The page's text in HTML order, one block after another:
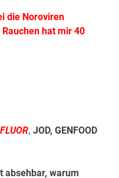
die Noroviren
hat mir 40
FLUOR, JOD, GENFOOD
absehbar, warum